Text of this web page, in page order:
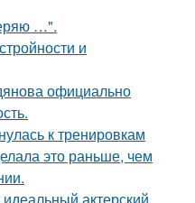
…".
и
официально
к тренировкам
это раньше, чем